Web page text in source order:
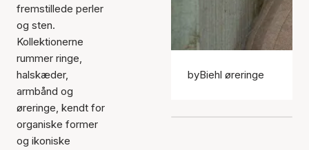
fremstillede perler
og sten.
Kollektionerne
rummer ringe,
halskæder,
armbånd og
øreringe, kendt for
organiske former
og ikoniske
byBiehl øreringe